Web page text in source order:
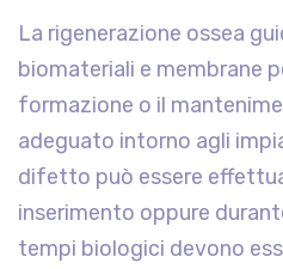
La rigenerazione ossea
biomateriali e membrane
formazione o il
adeguato intorno agli
difetto può essere
inserimento oppure
tempi biologici devono